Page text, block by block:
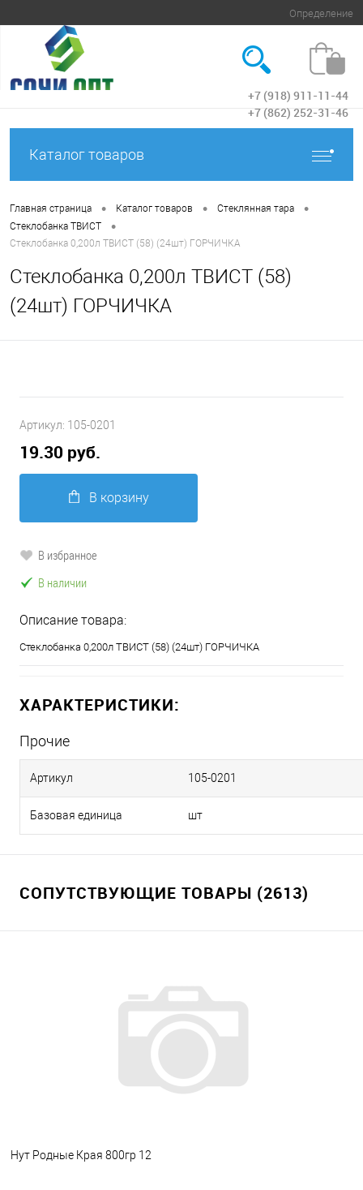
Определение
+7 (918) 911-11-44
+7 (862) 252-31-46
Каталог товаров
Главная страница • Каталог товаров • Стеклянная тара •
Стеклобанка ТВИСТ •
Стеклобанка 0,200л ТВИСТ (58) (24шт) ГОРЧИЧКА
Стеклобанка 0,200л ТВИСТ (58)
(24шт) ГОРЧИЧКА
Артикул: 105-0201
19.30 руб.
В корзину
В избранное
В наличии
Описание товара:
Стеклобанка 0,200л ТВИСТ (58) (24шт) ГОРЧИЧКА
ХАРАКТЕРИСТИКИ:
Прочие
Артикул 105-0201
Базовая единица шт
СОПУТСТВУЮЩИЕ ТОВАРЫ (2613)
Нут Родные Края 800гр 12